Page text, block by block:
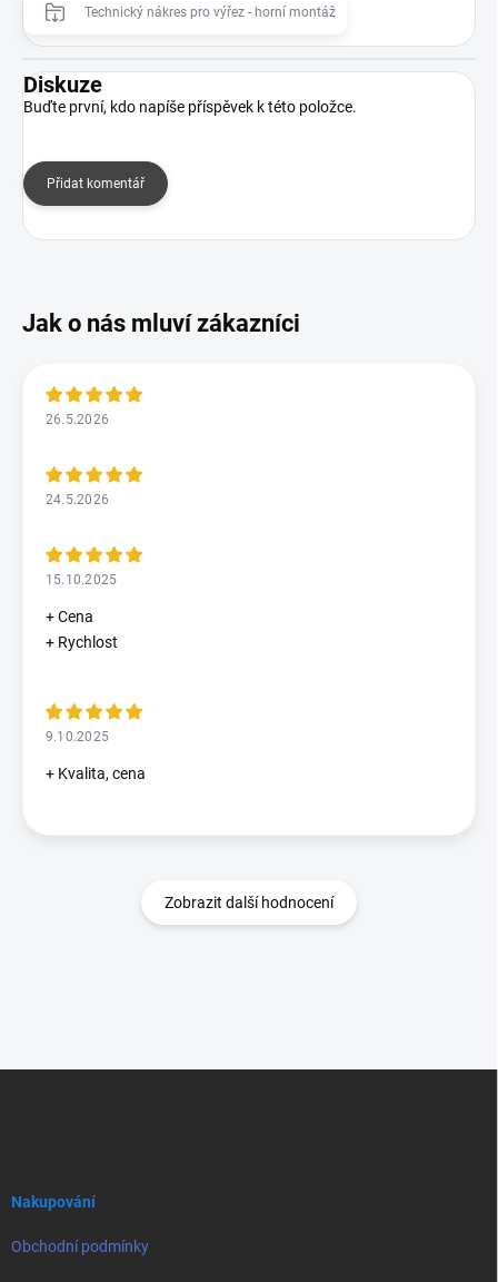
Technický nákres pro výřez - horní montáž
Diskuze
Buďte první, kdo napíše příspěvek k této položce.
Přidat komentář
26.5.2026
24.5.2026
15.10.2025
+ Cena
+ Rychlost
9.10.2025
+ Kvalita, cena
Zobrazit další hodnocení
Nakupování
Obchodní podmínky